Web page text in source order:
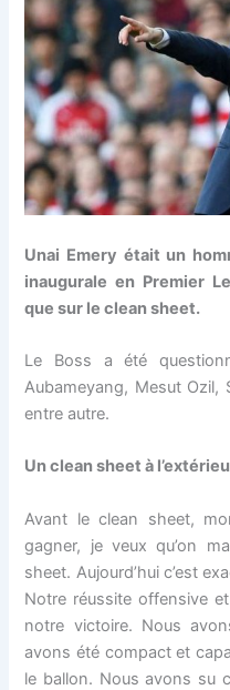
Unai Emery était un
inaugurale en Premier
que sur le clean sheet.
Le Boss a été
Aubameyang, Mesut Ozil,
entre autre.
Un clean sheet à
Avant le clean sheet,
gagner, je veux qu’on
sheet. Aujourd’hui c’est
Notre réussite offensive
notre victoire. Nous
avons été compact et
le ballon. Nous avons su